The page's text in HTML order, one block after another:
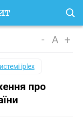
- A +
iplex
про